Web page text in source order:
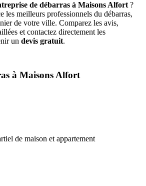
de débarras à Maisons Alfort ?
les meilleurs professionnels du débarras,
de votre ville. Comparez les avis,
et contactez directement les
un devis gratuit.
à Maisons Alfort
de maison et appartement